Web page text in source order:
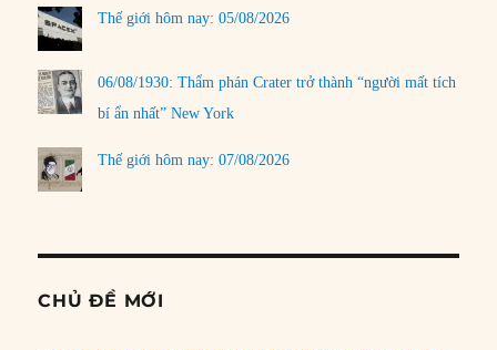
Thế giới hôm nay: 05/08/2026
06/08/1930: Thẩm phán Crater trở thành “người mất tích
bí ẩn nhất” New York
Thế giới hôm nay: 07/08/2026
CHỦ ĐỀ MỚI